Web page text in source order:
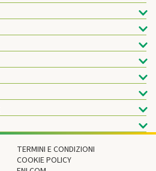
TERMINI E CONDIZIONI
COOKIE POLICY